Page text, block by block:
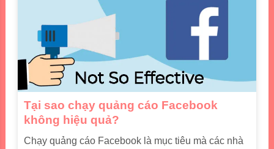
Tại sao chạy quảng cáo Facebook
không hiệu quả?
Chạy quảng cáo Facebook là mục tiêu mà các nhà